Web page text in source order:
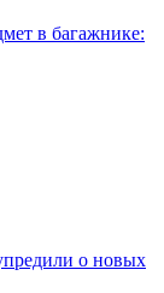
в багажнике:
о новых